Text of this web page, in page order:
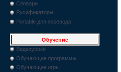
Словари
Русификаторы
Portable для перевода
Обучение
Видеоуроки
Обучающие программы
Обучающие игры